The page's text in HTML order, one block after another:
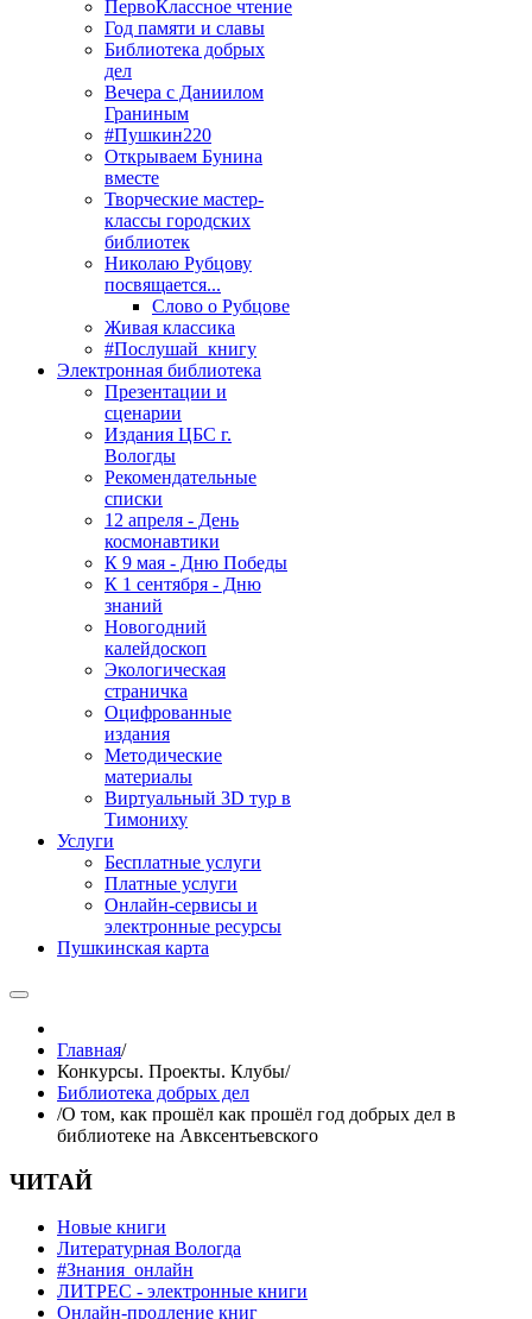
ПервоКлассное чтение
Год памяти и славы
Библиотека добрых
дел
Вечера с Даниилом
Граниным
#Пушкин220
Открываем Бунина
вместе
Творческие мастер-
классы городских
библиотек
Николаю Рубцову
посвящается...
Слово о Рубцове
Живая классика
#Послушай_книгу
Электронная библиотека
Презентации и
сценарии
Издания ЦБС г.
Вологды
Рекомендательные
списки
12 апреля - День
космонавтики
К 9 мая - Дню Победы
К 1 сентября - Дню
знаний
Новогодний
калейдоскоп
Экологическая
страничка
Оцифрованные
издания
Методические
материалы
Виртуальный 3D тур в
Тимониху
Услуги
Бесплатные услуги
Платные услуги
Онлайн-сервисы и
электронные ресурсы
Пушкинская карта
Главная/
Конкурсы. Проекты. Клубы/
Библиотека добрых дел
/О том, как прошёл как прошёл год добрых дел в
библиотеке на Авксентьевского
ЧИТАЙ
Новые книги
Литературная Вологда
#Знания_онлайн
ЛИТРЕС - электронные книги
Онлайн-продление книг